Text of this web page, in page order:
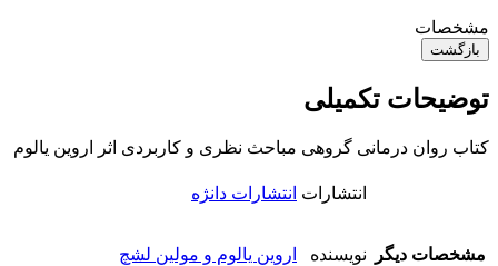
مشخصات
بازگشت
توضیحات تکمیلی
کتاب روان درمانی گروهی مباحث نظری و کاربردی اثر اروین یالوم
مشخصات دیگر
انتشارات انتشارات دانژه
نویسنده اروین یالوم و مولین لشچ